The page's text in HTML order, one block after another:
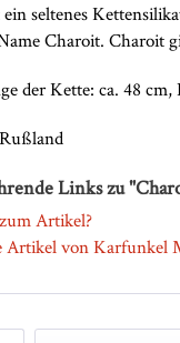
seltenes
Charoit. Charoit
der Kette: ca. 48
Links zu
Artikel?
Artikel von Karfunkel